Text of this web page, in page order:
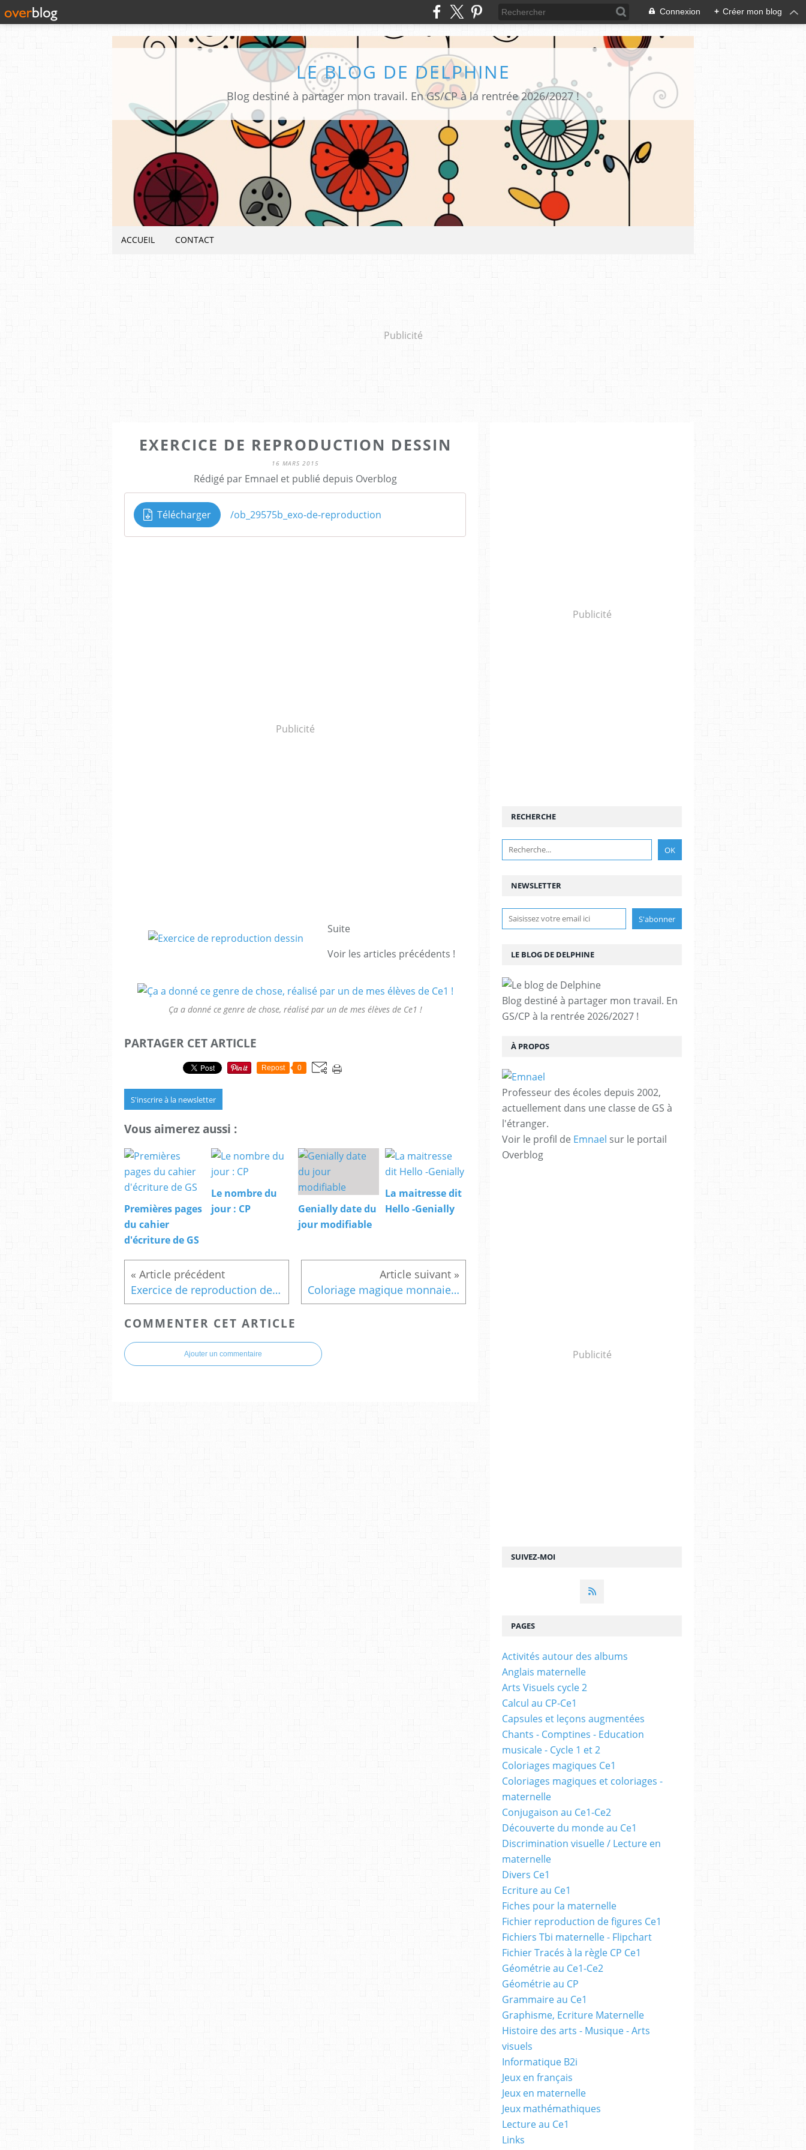
Connexion + Créer mon blog
LE BLOG DE DELPHINE
Blog destiné à partager mon travail. En GS/CP à la rentrée 2026/2027 !
ACCUEIL CONTACT
Publicité
EXERCICE DE REPRODUCTION DESSIN
16 MARS 2015
Rédigé par Emnael et publié depuis Overblog
Télécharger /ob_29575b_exo-de-reproduction
Publicité
Suite
Voir les articles précédents !
Ça a donné ce genre de chose, réalisé par un de mes élèves de Ce1 !
PARTAGER CET ARTICLE
Repost 0
S'inscrire à la newsletter
Vous aimerez aussi :
Premières pages
du cahier
d'écriture de GS
Le nombre du
jour : CP
Genially date du
jour modifiable
La maitresse dit
Hello -Genially
Exercice de reproduction dessin 5 Coloriage magique monnaie - Ce2
COMMENTER CET ARTICLE
Ajouter un commentaire
Publicité
NEWSLETTER
SUIVEZ-MOI
RECHERCHE
LE BLOG DE DELPHINE
Blog destiné à partager mon travail. En
GS/CP à la rentrée 2026/2027 !
À PROPOS
Professeur des écoles depuis 2002,
actuellement dans une classe de GS à
l'étranger.
Voir le profil de Emnael sur le portail
Overblog
Publicité
PAGES
Activités autour des albums
Anglais maternelle
Arts Visuels cycle 2
Calcul au CP-Ce1
Capsules et leçons augmentées
Chants - Comptines - Education
musicale - Cycle 1 et 2
Coloriages magiques Ce1
Coloriages magiques et coloriages -
maternelle
Conjugaison au Ce1-Ce2
Découverte du monde au Ce1
Discrimination visuelle / Lecture en
maternelle
Divers Ce1
Ecriture au Ce1
Fiches pour la maternelle
Fichier reproduction de figures Ce1
Fichiers Tbi maternelle - Flipchart
Fichier Tracés à la règle CP Ce1
Géométrie au Ce1-Ce2
Géométrie au CP
Grammaire au Ce1
Graphisme, Ecriture Maternelle
Histoire des arts - Musique - Arts
visuels
Informatique B2i
Jeux en français
Jeux en maternelle
Jeux mathémathiques
Lecture au Ce1
Links